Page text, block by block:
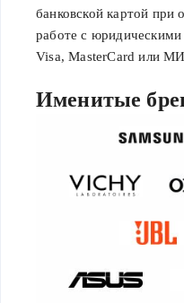
банковской картой при
работе с
Visa, MasterCard или
Именитые